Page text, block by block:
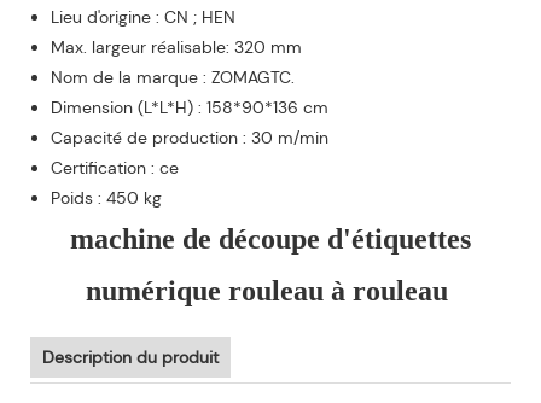
Lieu d'origine : CN ; HEN
Max. largeur réalisable: 320 mm
Nom de la marque : ZOMAGTC.
Dimension (L*L*H) : 158*90*136 cm
Capacité de production : 30 m/min
Certification : ce
Poids : 450 kg
machine de découpe d'étiquettes
numérique rouleau à rouleau
Description du produit